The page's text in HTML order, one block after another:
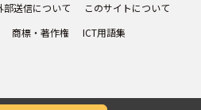
部送信について
このサイトについて
商標・著作権 ICT用語集